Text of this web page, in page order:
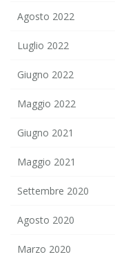
Agosto 2022
Luglio 2022
Giugno 2022
Maggio 2022
Giugno 2021
Maggio 2021
Settembre 2020
Agosto 2020
Marzo 2020